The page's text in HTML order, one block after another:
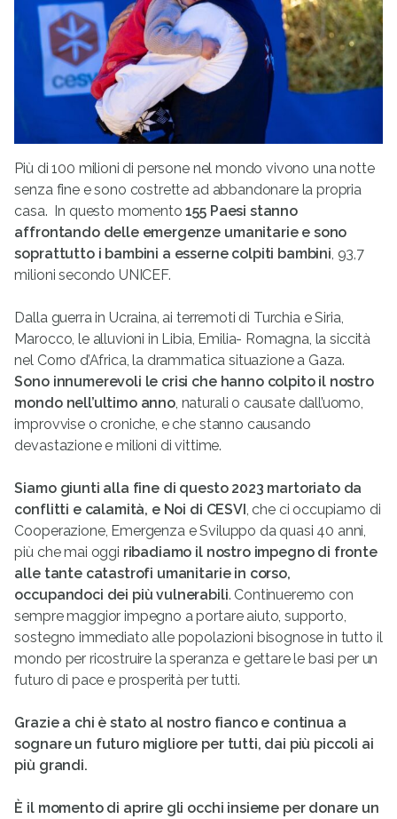
Più di 100 milioni di persone nel mondo vivono una notte
senza fine e sono costrette ad abbandonare la propria
casa. In questo momento155 Paesi stanno
affrontando delle emergenze umanitarie e sono
soprattutto i bambini a esserne colpiti bambini, 93,7
milioni secondo UNICEF.
Dalla guerra in Ucraina, ai terremoti di Turchia e Siria,
Marocco, le alluvioni in Libia, Emilia- Romagna, la siccità
nel Corno d’Africa, la drammatica situazione a Gaza.
Sono innumerevoli le crisi che hanno colpito il nostro
mondo nell’ultimo anno, naturali o causate dall’uomo,
improvvise o croniche, e che stanno causando
devastazione e milioni di vittime.
Siamo giunti alla fine di questo 2023 martoriato da
conflitti e calamità, e Noi di CESVI, che ci occupiamo di
Cooperazione, Emergenza e Sviluppo da quasi 40 anni,
più che mai oggi ribadiamo il nostro impegno di fronte
alle tante catastrofi umanitarie in corso,
occupandoci dei più vulnerabili. Continueremo con
sempre maggior impegno a portare aiuto, supporto,
sostegno immediato alle popolazioni bisognose in tutto il
mondo per ricostruire la speranza e gettare le basi per un
futuro di pace e prosperità per tutti.
Grazie a chi è stato al nostro fianco e continua a
sognare un futuro migliore per tutti, dai più piccoli ai
più grandi.
È il momento di aprire gli occhi insieme per donare un